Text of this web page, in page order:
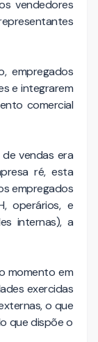
vendedores
empregados
e integrarem
comercial
vendas era
ré, esta
empregados
operários, e
internas), a
momento em
exercidas
o que
que dispõe o